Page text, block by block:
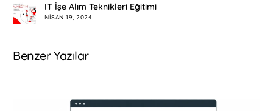
IT İşe Alım Teknikleri Eğitimi
NISAN 19, 2024
Benzer Yazılar